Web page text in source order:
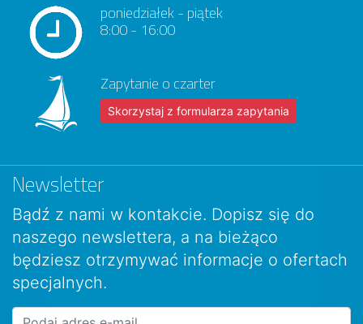
poniedziałek - piątek
8:00 - 16:00
Zapytanie o czarter
Skorzystaj z formularza zapytania
Newsletter
Bądź z nami w kontakcie. Dopisz się do
naszego newslettera, a na bieżąco
będziesz otrzymywać informacje o ofertach
specjalnych.